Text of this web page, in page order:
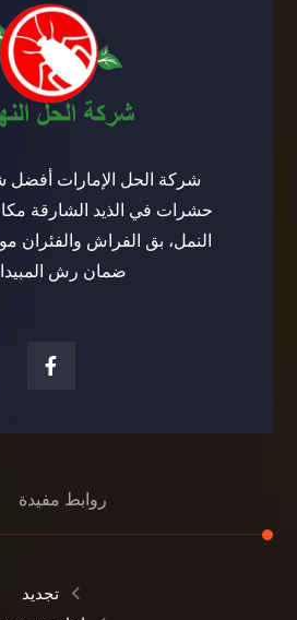
شركة الحل الإمارات أفضل
حشرات في الذيد الشارقة
النمل، بق الفراش والفئران
ضمان رش
روابط مفيدة
تجديد